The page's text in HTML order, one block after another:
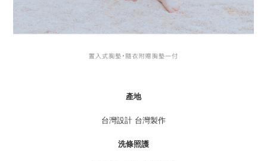
產地
台灣設計 台灣製作
洗條照護